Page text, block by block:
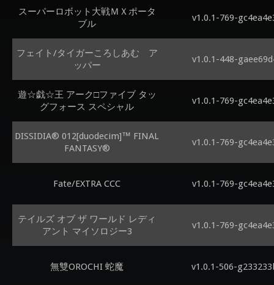
スーパーロボット大戦ＭＸポータ
ブル
v1.0.1-769-
フェイト/タイガーころしあむ ア
ッパー
v1.0.1-448-
遊☆戯☆王 アーク□ファイブ タッ
グフォース スペシャル
v1.0.1-769-
DISSIDIA® 012[duodecim]™ FINAL
FANTASY®
v1.0.1-769-
Fate/EXTRA CCC v1.0.1-769-
テイルズ オブ ザ ワールド レディ
アント マイソロジー3
v1.0.1-769-
無雙OROCHI 蛇魔 v1.0.1-506-